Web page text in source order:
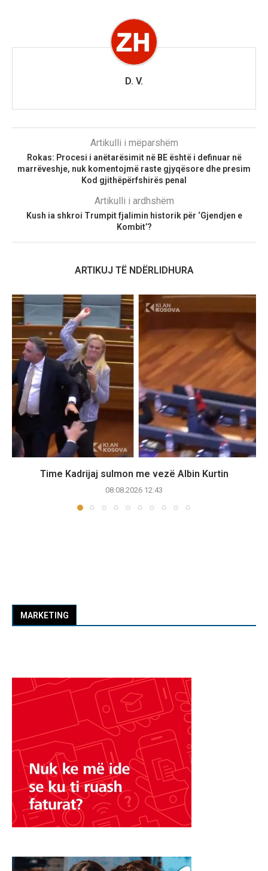
D. V.
Artikulli i mëparshëm
Rokas: Procesi i anëtarësimit në BE është i definuar në
marrëveshje, nuk komentojmë raste gjyqësore dhe presim
Kod gjithëpërfshirës penal
Artikulli i ardhshëm
Kush ia shkroi Trumpit fjalimin historik për ‘Gjendjen e
Kombit’?
ARTIKUJ TË NDËRLIDHURA
Time Kadrijaj sulmon me vezë Albin Kurtin
08.08.2026 12:43
MARKETING